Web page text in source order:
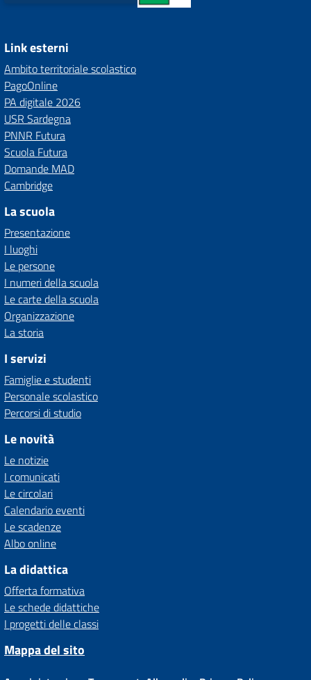
Link esterni
Ambito territoriale scolastico
PagoOnline
PA digitale 2026
USR Sardegna
PNNR Futura
Scuola Futura
Domande MAD
Cambridge
La scuola
Presentazione
I luoghi
Le persone
I numeri della scuola
Le carte della scuola
Organizzazione
La storia
I servizi
Famiglie e studenti
Personale scolastico
Percorsi di studio
Le novità
Le notizie
I comunicati
Le circolari
Calendario eventi
Le scadenze
Albo online
La didattica
Offerta formativa
Le schede didattiche
I progetti delle classi
Mappa del sito